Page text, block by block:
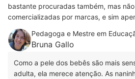
bastante procuradas também, mas
comercializadas por marcas, e sim
Pedagoga e Mestre em
Bruna Gallo
Como a pele dos bebês são mais
adulta, ela merece atenção. As